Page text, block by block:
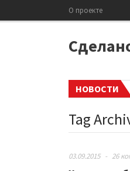
О проекте
НОВОСТИ
информацию об аккаунтах в
Tag
03.09.2015 - 26